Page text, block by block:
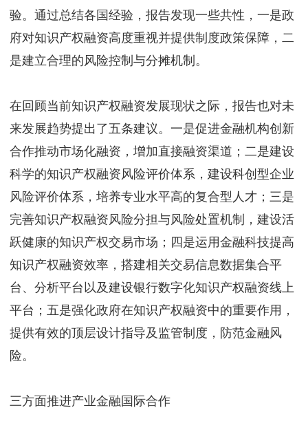
验。通过总结各国经验，报告发现一些共性，一是政
府对知识产权融资高度重视并提供制度政策保障，二
是建立合理的风险控制与分摊机制。
在回顾当前知识产权融资发展现状之际，报告也对未
来发展趋势提出了五条建议。一是促进金融机构创新
合作推动市场化融资，增加直接融资渠道；二是建设
科学的知识产权融资风险评价体系，建设科创型企业
风险评价体系，培养专业水平高的复合型人才；三是
完善知识产权融资风险分担与风险处置机制，建设活
跃健康的知识产权交易市场；四是运用金融科技提高
知识产权融资效率，搭建相关交易信息数据集合平
台、分析平台以及建设银行数字化知识产权融资线上
平台；五是强化政府在知识产权融资中的重要作用，
提供有效的顶层设计指导及监管制度，防范金融风
险。
三方面推进产业金融国际合作